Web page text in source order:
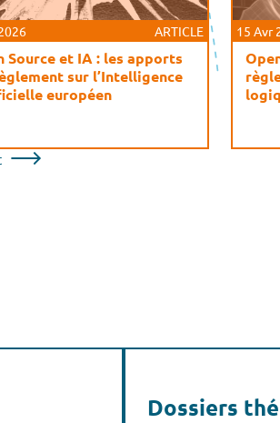
ARTICLE
Source et IA : les apports
sur l’Intelligence
européen
15 Avr
Dossiers